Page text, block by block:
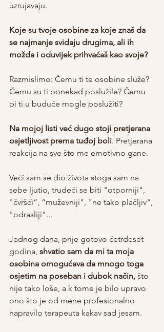
uzrujavaju.
Koje su tvoje osobine za koje znaš da
se najmanje svidaju drugima, ali ih
možda i oduvijek prihvaćaš kao svoje?
Razmislimo: Čemu ti te osobine služe?
Čemu su ti ponekad poslužile? Čemu
bi ti u buduće mogle poslužiti?
Na mojoj listi već dugo stoji pretjerana
osjetljivost prema tuđoj boli. Pretjerana
reakcija na sve što me emotivno gane.
Veći sam se dio života stoga sam na
sebe ljutio, trudeći se biti "otporniji",
"čvršći”, “muževniji", "ne tako plačljiv",
"odrasliji"...
Jednog dana, prije gotovo četrdeset
godina, shvatio sam da mi ta moja
osobina omogućava da mnogo toga
osjetim na poseban i dubok način, što
nije tako loše, a k tome je bilo upravo
ono što je od mene profesionalno
napravilo terapeuta kakav sad jesam.